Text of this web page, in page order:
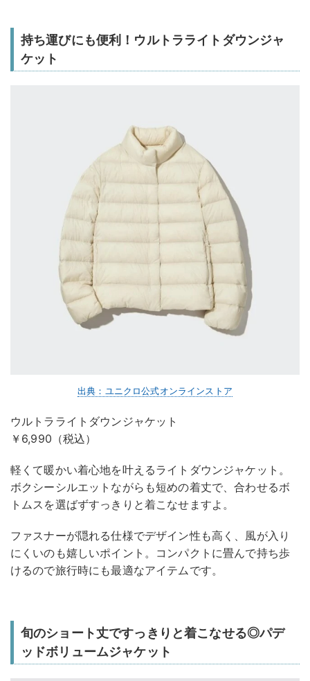
持ち運びにも便利！ウルトラライトダウンジャ
ケット
出典：ユニクロ公式オンラインストア
ウルトラライトダウンジャケット
￥6,990（税込）
軽くて暖かい着心地を叶えるライトダウンジャケット。
ボクシーシルエットながらも短めの着丈で、合わせるボ
トムスを選ばずすっきりと着こなせますよ。
ファスナーが隠れる仕様でデザイン性も高く、風が入り
にくいのも嬉しいポイント。コンパクトに畳んで持ち歩
けるので旅行時にも最適なアイテムです。
旬のショート丈ですっきりと着こなせる◎パデ
ッドボリュームジャケット